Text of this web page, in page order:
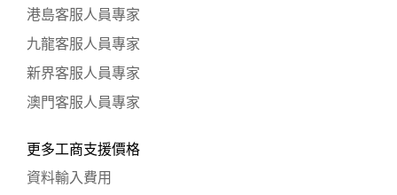
港島客服人員專家
九龍客服人員專家
新界客服人員專家
澳門客服人員專家
更多工商支援價格
資料輸入費用